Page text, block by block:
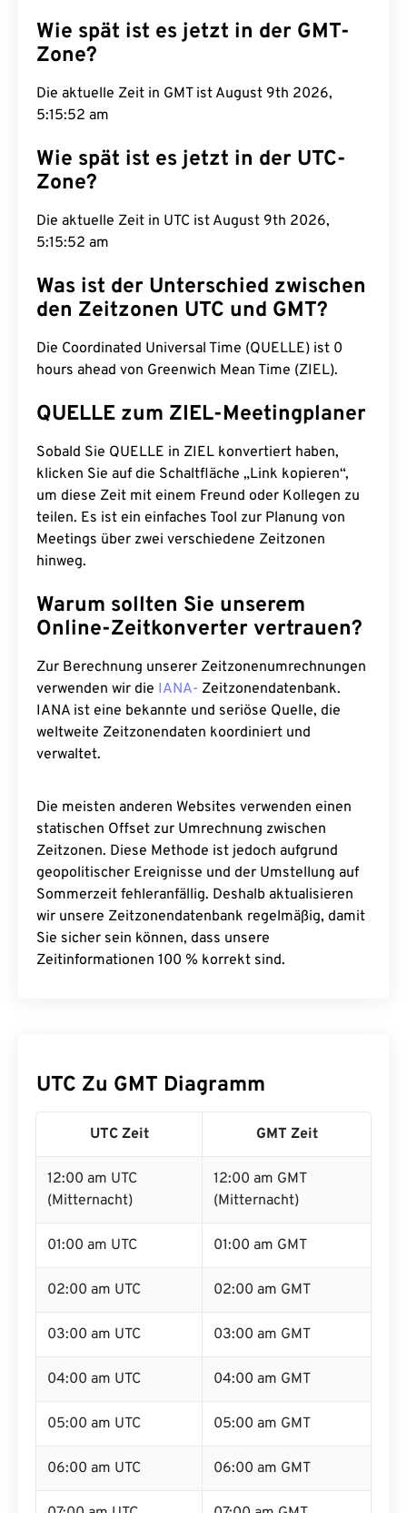
Wie spät ist es jetzt in der GMT-
Zone?
Die aktuelle Zeit in GMT ist August 9th 2026,
5:15:53 am
Wie spät ist es jetzt in der UTC-
Zone?
Die aktuelle Zeit in UTC ist August 9th 2026,
5:15:53 am
Was ist der Unterschied zwischen
den Zeitzonen UTC und GMT?
Die Coordinated Universal Time (QUELLE) ist 0
hours ahead von Greenwich Mean Time (ZIEL).
QUELLE zum ZIEL-Meetingplaner
Sobald Sie QUELLE in ZIEL konvertiert haben,
klicken Sie auf die Schaltfläche „Link kopieren“,
um diese Zeit mit einem Freund oder Kollegen zu
teilen. Es ist ein einfaches Tool zur Planung von
Meetings über zwei verschiedene Zeitzonen
hinweg.
Warum sollten Sie unserem
Online-Zeitkonverter vertrauen?
Zur Berechnung unserer Zeitzonenumrechnungen
verwenden wir die IANA- Zeitzonendatenbank.
IANA ist eine bekannte und seriöse Quelle, die
weltweite Zeitzonendaten koordiniert und
verwaltet.
Die meisten anderen Websites verwenden einen
statischen Offset zur Umrechnung zwischen
Zeitzonen. Diese Methode ist jedoch aufgrund
geopolitischer Ereignisse und der Umstellung auf
Sommerzeit fehleranfällig. Deshalb aktualisieren
wir unsere Zeitzonendatenbank regelmäßig, damit
Sie sicher sein können, dass unsere
Zeitinformationen 100 % korrekt sind.
UTC Zu GMT Diagramm
UTC Zeit GMT Zeit
12:00 am UTC
(Mitternacht)
12:00 am GMT
(Mitternacht)
01:00 am UTC 01:00 am GMT
02:00 am UTC 02:00 am GMT
03:00 am UTC 03:00 am GMT
04:00 am UTC 04:00 am GMT
05:00 am UTC 05:00 am GMT
06:00 am UTC 06:00 am GMT